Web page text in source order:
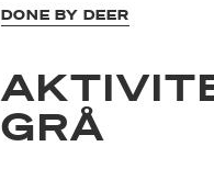
DONE BY DEER
GRÅ